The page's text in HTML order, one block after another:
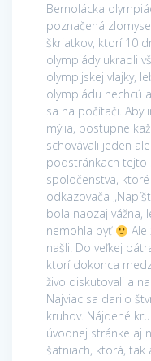
Bernolácka
poznačená
škriatkov, ktorí 10
olympiády ukradli
olympijskej vlajky,
olympiádu nechcú
sa na počítači. Aby
mýlia, postupne
schovávali jeden
podstránkach tejto
spoločenstva,
odkazovača
bola naozaj vážna,
nemohla byť
Ale
našli. Do veľkej
ktorí dokonca
živo diskutovali a
Najviac sa darilo
kruhov. Nájdené
úvodnej stránke aj
šatniach, ktorá, tak